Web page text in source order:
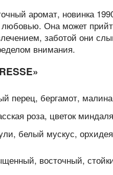
аромат, новинка
любовью. Она может
заботой они
внимания.
перец, бергамот,
роза, цветок
белый мускус,